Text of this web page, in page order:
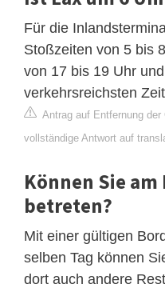
Für die
Stoßzeiten von 5 bis
von 17 bis 19 Uhr
verkehrsreichsten
Antrag auf Entfernung der
vollständige Antwort auf
Können Sie am
betreten?
Mit einer gültigen
selben Tag können
dort auch andere